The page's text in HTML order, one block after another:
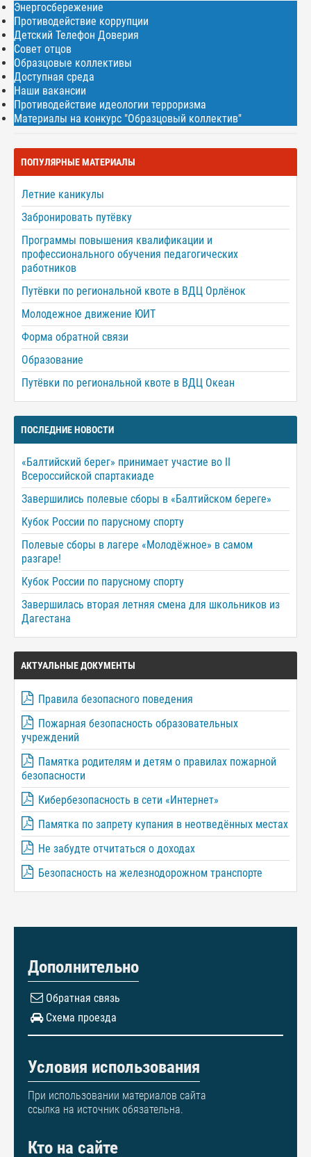
Энергосбережение
Противодействие коррупции
Детский Телефон Доверия
Совет отцов
Образцовые коллективы
Доступная среда
Наши вакансии
Противодействие идеологии терроризма
Материалы на конкурс "Образцовый коллектив"
ПОПУЛЯРНЫЕ МАТЕРИАЛЫ
Летние каникулы
Забронировать путёвку
Программы повышения квалификации и
профессионального обучения педагогических
работников
Путёвки по региональной квоте в ВДЦ Орлёнок
Молодежное движение ЮИТ
Форма обратной связи
Образование
Путёвки по региональной квоте в ВДЦ Океан
ПОСЛЕДНИЕ НОВОСТИ
«Балтийский берег» принимает участие во II
Всероссийской спартакиаде
Завершились полевые сборы в «Балтийском береге»
Кубок России по парусному спорту
Полевые сборы в лагере «Молодёжное» в самом
разгаре!
Кубок России по парусному спорту
Завершилась вторая летняя смена для школьников из
Дагестана
АКТУАЛЬНЫЕ ДОКУМЕНТЫ
Правила безопасного поведения
Пожарная безопасность образовательных
учреждений
Памятка родителям и детям о правилах пожарной
безопасности
Кибербезопасность в сети «Интернет»
Памятка по запрету купания в неотведённых местах
Не забудте отчитаться о доходах
Безопасность на железнодорожном транспорте
Дополнительно
Обратная связь
Схема проезда
Условия использования
При использовании материалов сайта
ссылка на источник обязательна.
Кто на сайте